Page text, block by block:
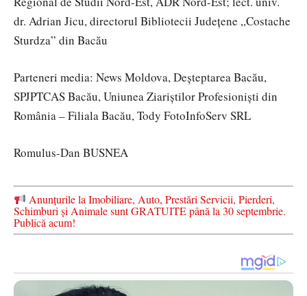
dr. Adrian Jicu, directorul Bibliotecii Județene ,,Costache
Sturdza” din Bacău
Parteneri media: News Moldova, Deșteptarea Bacău,
SPJPTCAS Bacău, Uniunea Ziariștilor Profesioniști din
România – Filiala Bacău, Tody FotoInfoServ SRL
Romulus-Dan BUSNEA
Anunțurile la Imobiliare, Auto, Prestări Servicii, Pierderi,
Schimburi și Animale sunt GRATUITE până la 30 septembrie.
Publică acum!